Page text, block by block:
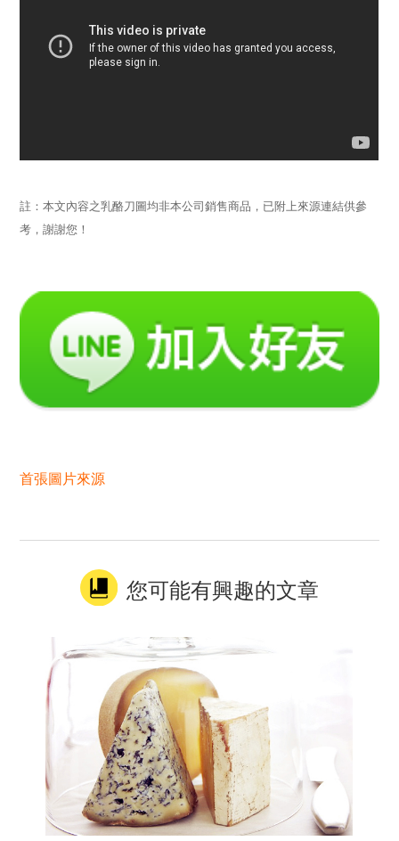
註：本文內容之乳酪刀圖均非本公司銷售商品，已附上來源連結供參
考，謝謝您！
首張圖片來源
您可能有興趣的文章